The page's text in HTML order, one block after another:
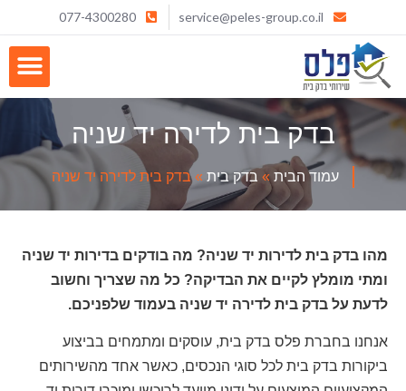
service@peles-group.co.il
077-4300280
בדק בית לדירה יד שניה
עמוד הבית » בדק בית »בדק בית לדירה יד שניה
מהו בדק בית לדירות יד שניה? מה בודקים בדירות יד שניה
ומתי מומלץ לקיים את הבדיקה? כל מה שצריך וחשוב
לדעת על בדק בית לדירה יד שניה בעמוד שלפניכם.
אנחנו בחברת פלס בדק בית, עוסקים ומתמחים בביצוע
ביקורות בדק בית לכל סוגי הנכסים, כאשר אחד מהשירותים